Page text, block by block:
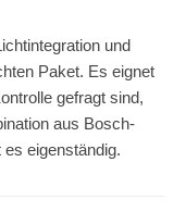
und
Paket. Es eignet
gefragt sind,
aus Bosch-
eigenständig.